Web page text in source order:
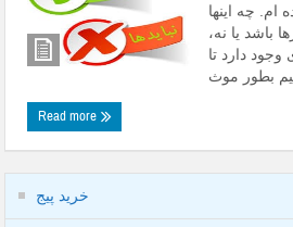
ام. چه اینها
باشد یا نه،
وجود دارد تا
Read more
خرید پیج